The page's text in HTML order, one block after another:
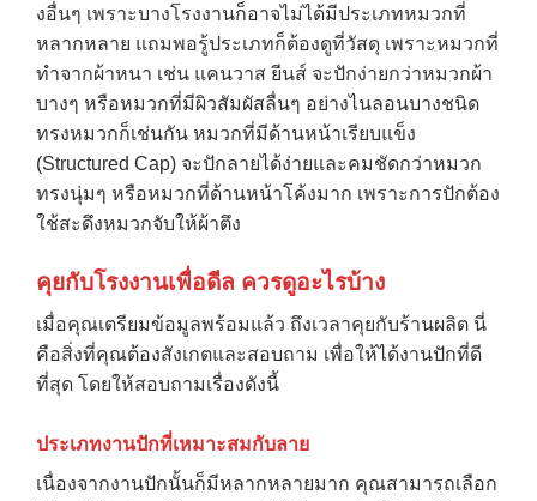
งอื่นๆ เพราะบางโรงงานก็อาจไม่ได้มีประเภทหมวกที่
หลากหลาย แถมพอรู้ประเภทก็ต้องดูที่วัสดุ เพราะหมวกที่
ทำจากผ้าหนา เช่น แคนวาส ยีนส์ จะปักง่ายกว่าหมวกผ้า
บางๆ หรือหมวกที่มีผิวสัมผัสลื่นๆ อย่างไนลอนบางชนิด
ทรงหมวกก็เช่นกัน หมวกที่มีด้านหน้าเรียบแข็ง
(Structured Cap) จะปักลายได้ง่ายและคมชัดกว่าหมวก
ทรงนุ่มๆ หรือหมวกที่ด้านหน้าโค้งมาก เพราะการปักต้อง
ใช้สะดึงหมวกจับให้ผ้าตึง
คุยกับโรงงานเพื่อดีล ควรดูอะไรบ้าง
เมื่อคุณเตรียมข้อมูลพร้อมแล้ว ถึงเวลาคุยกับร้านผลิต นี่
คือสิ่งที่คุณต้องสังเกตและสอบถาม เพื่อให้ได้งานปักที่ดี
ที่สุด โดยให้สอบถามเรื่องดังนี้
ประเภทงานปักที่เหมาะสมกับลาย
เนื่องจากงานปักนั้นก็มีหลากหลายมาก คุณสามารถเลือก